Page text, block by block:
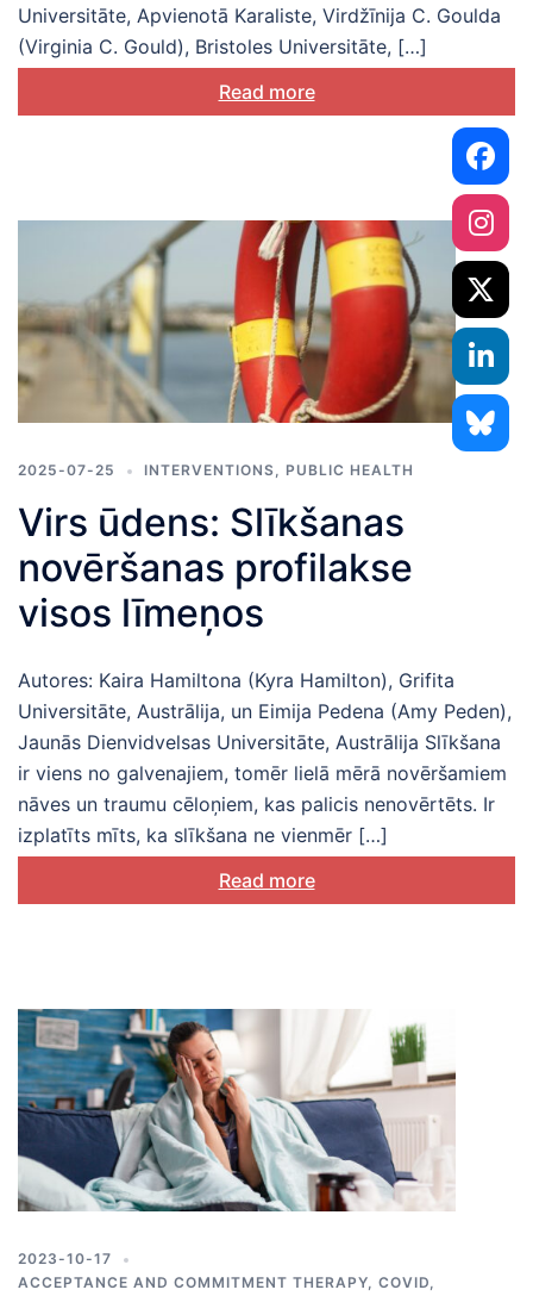
Universitāte, Apvienotā Karaliste, Virdžīnija C. Goulda
(Virginia C. Gould), Bristoles Universitāte, […]
Read more
2025-07-25 INTERVENTIONS, PUBLIC HEALTH
Virs ūdens: Slīkšanas
novēršanas profilakse
visos līmeņos
Autores: Kaira Hamiltona (Kyra Hamilton), Grifita
Universitāte, Austrālija, un Eimija Pedena (Amy Peden),
Jaunās Dienvidvelsas Universitāte, Austrālija Slīkšana
ir viens no galvenajiem, tomēr lielā mērā novēršamiem
nāves un traumu cēloņiem, kas palicis nenovērtēts. Ir
izplatīts mīts, ka slīkšana ne vienmēr […]
Read more
2023-10-17
ACCEPTANCE AND COMMITMENT THERAPY, COVID,